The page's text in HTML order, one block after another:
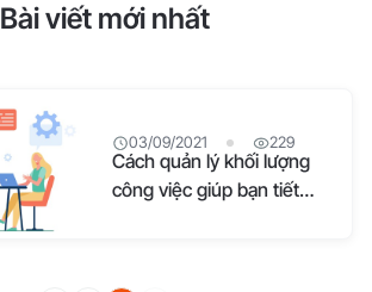
Bài viết mới nhất
03/09/2021 229
Cách quản lý khối lượng
công việc giúp bạn tiết